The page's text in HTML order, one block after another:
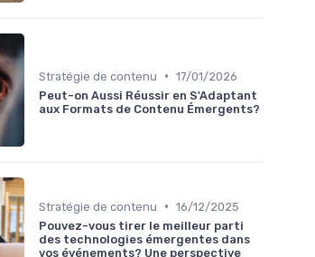
Stratégie de contenu • 17/01/2026
Peut-on Aussi Réussir en S'Adaptant
aux Formats de Contenu Émergents?
Stratégie de contenu • 16/12/2025
Pouvez-vous tirer le meilleur parti
des technologies émergentes dans
vos événements? Une perspective